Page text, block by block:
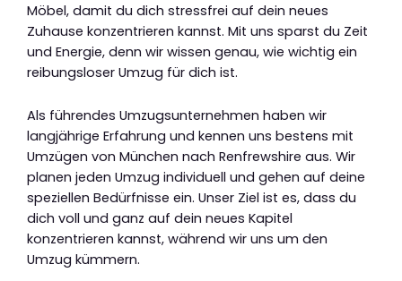
Möbel, damit du dich stressfrei auf dein neues
Zuhause konzentrieren kannst. Mit uns sparst du Zeit
und Energie, denn wir wissen genau, wie wichtig ein
reibungsloser Umzug für dich ist.
Als führendes Umzugsunternehmen haben wir
langjährige Erfahrung und kennen uns bestens mit
Umzügen von München nach Renfrewshire aus. Wir
planen jeden Umzug individuell und gehen auf deine
speziellen Bedürfnisse ein. Unser Ziel ist es, dass du
dich voll und ganz auf dein neues Kapitel
konzentrieren kannst, während wir uns um den
Umzug kümmern.